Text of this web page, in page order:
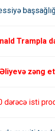
Trampla
zəng
isti